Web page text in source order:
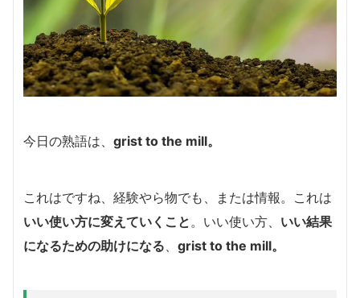
今日の熟語は、 grist to the mill。
これはですね、経験やら物でも、または情報。これは
いい使い方に変えていくこと 。いい使い方、 いい結果
になるための助けになる
grist to the mill。